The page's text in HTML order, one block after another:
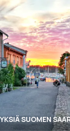
SUOMEN